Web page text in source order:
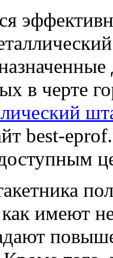
в черте
best-
имеют